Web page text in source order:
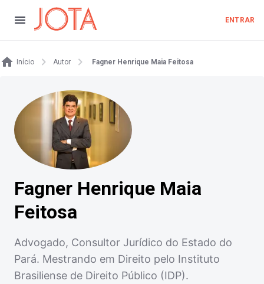
ENTRAR
Início Autor Fagner Henrique Maia Feitosa
Fagner Henrique Maia
Feitosa
Advogado, Consultor Jurídico do Estado do
Pará. Mestrando em Direito pelo Instituto
Brasiliense de Direito Público (IDP).